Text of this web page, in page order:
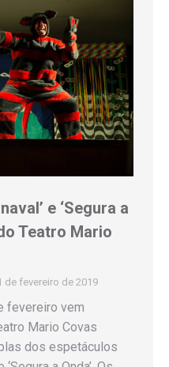
e ‘Segura a
Teatro Mario
de fevereiro de 2019
fevereiro vem
Mario Covas
dos espetáculos